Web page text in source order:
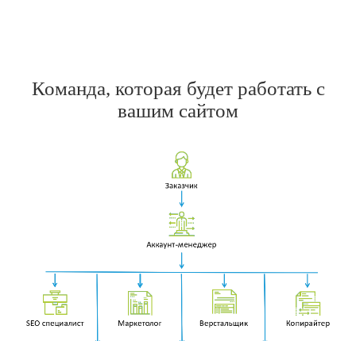
Команда, которая будет работать с
вашим сайтом